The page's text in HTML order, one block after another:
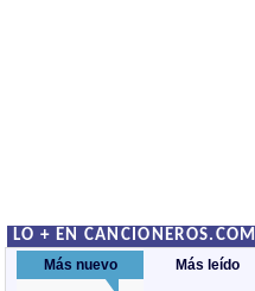
LO + EN CANCIONEROS.COM
Más nuevo Más leído